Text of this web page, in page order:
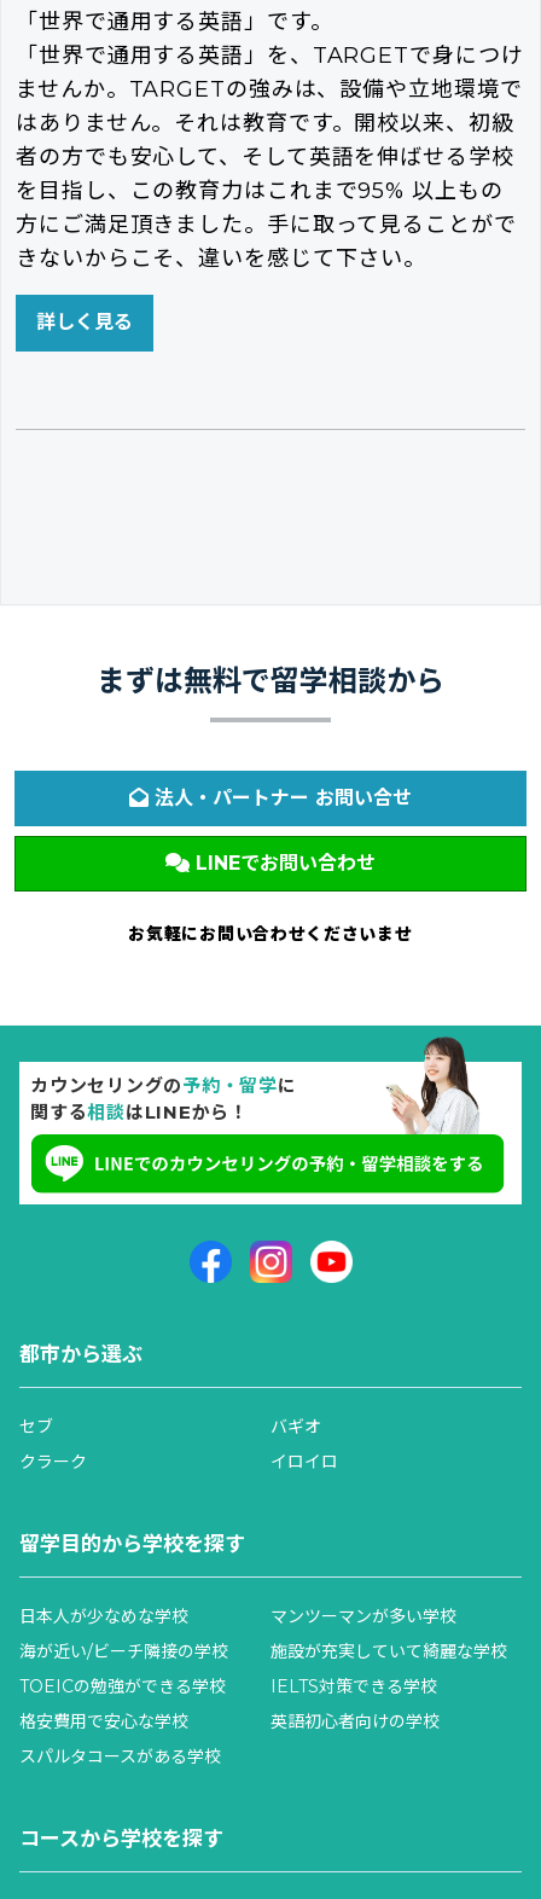
「世界で通用する英語」です。
「世界で通用する英語」を、TARGETで身につけ
ませんか。TARGETの強みは、設備や立地環境で
はありません。それは教育です。開校以来、初級
者の方でも安心して、そして英語を伸ばせる学校
を目指し、この教育力はこれまで95% 以上もの
方にご満足頂きました。手に取って見ることがで
きないからこそ、違いを感じて下さい。
詳しく見る
まずは無料で留学相談から
法人・パートナー お問い合せ
LINEでお問い合わせ
お気軽にお問い合わせくださいませ
カウンセリングの予約・留学に
関する相談はLINEから！
都市から選ぶ
セブ
バギオ
クラーク
イロイロ
留学目的から学校を探す
日本人が少なめな学校
マンツーマンが多い学校
海が近い/ビーチ隣接の学校
施設が充実していて綺麗な学校
TOEICの勉強ができる学校
IELTS対策できる学校
格安費用で安心な学校
英語初心者向けの学校
スパルタコースがある学校
コースから学校を探す